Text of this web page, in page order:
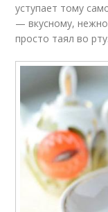
уступает тому
— вкусному,
просто таял во рту.